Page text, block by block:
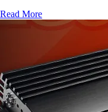
Read More